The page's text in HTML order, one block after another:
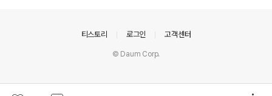
티스토리 로그인 고객센터
© Daum Corp.